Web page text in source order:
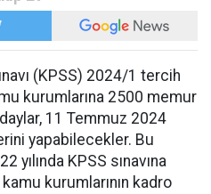
(KPSS) 2024/1 tercih
kurumlarına 2500 memur
11 Temmuz 2024
yapabilecekler. Bu
yılında KPSS sınavına
kurumlarının kadro